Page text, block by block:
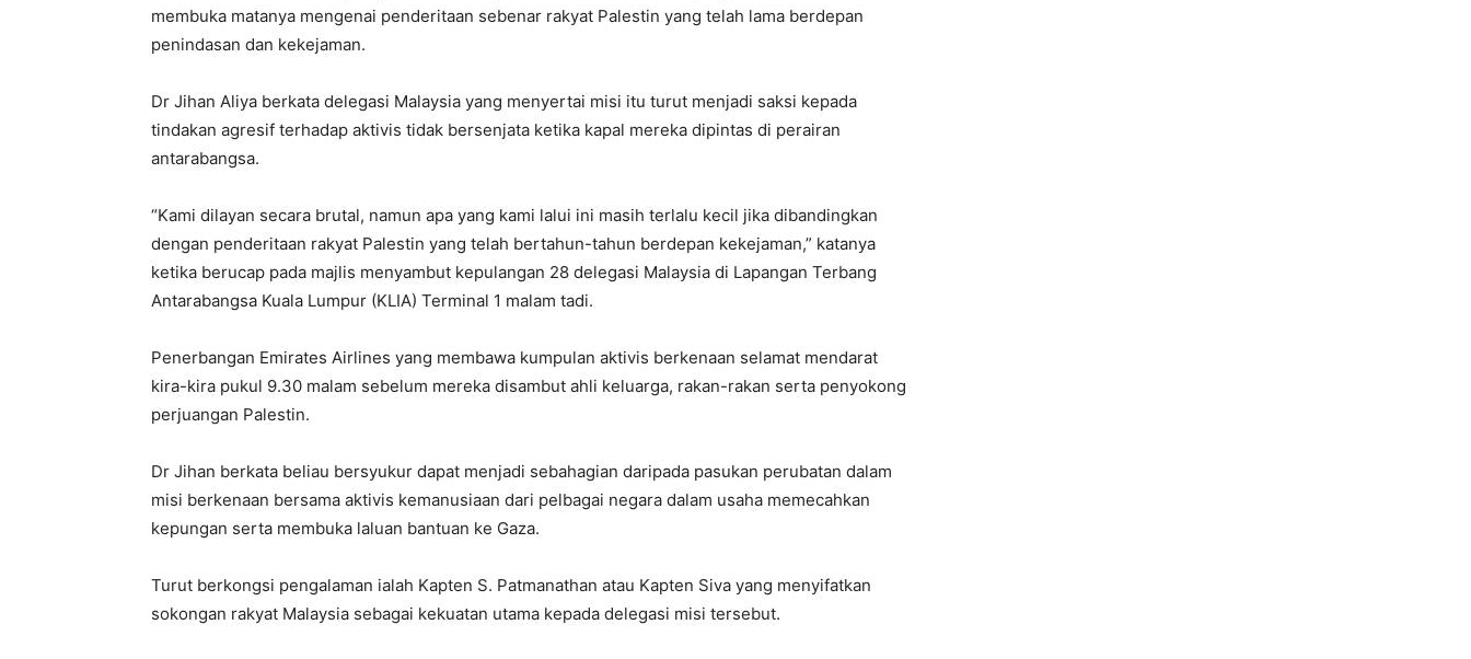
membuka matanya mengenai penderitaan sebenar rakyat Palestin yang telah lama berdepan
penindasan dan kekejaman.
Dr Jihan Aliya berkata delegasi Malaysia yang menyertai misi itu turut menjadi saksi kepada
tindakan agresif terhadap aktivis tidak bersenjata ketika kapal mereka dipintas di perairan
antarabangsa.
“Kami dilayan secara brutal, namun apa yang kami lalui ini masih terlalu kecil jika dibandingkan
dengan penderitaan rakyat Palestin yang telah bertahun-tahun berdepan kekejaman,” katanya
ketika berucap pada majlis menyambut kepulangan 28 delegasi Malaysia di Lapangan Terbang
Antarabangsa Kuala Lumpur (KLIA) Terminal 1 malam tadi.
Penerbangan Emirates Airlines yang membawa kumpulan aktivis berkenaan selamat mendarat
kira-kira pukul 9.30 malam sebelum mereka disambut ahli keluarga, rakan-rakan serta penyokong
perjuangan Palestin.
Dr Jihan berkata beliau bersyukur dapat menjadi sebahagian daripada pasukan perubatan dalam
misi berkenaan bersama aktivis kemanusiaan dari pelbagai negara dalam usaha memecahkan
kepungan serta membuka laluan bantuan ke Gaza.
Turut berkongsi pengalaman ialah Kapten S. Patmanathan atau Kapten Siva yang menyifatkan
sokongan rakyat Malaysia sebagai kekuatan utama kepada delegasi misi tersebut.